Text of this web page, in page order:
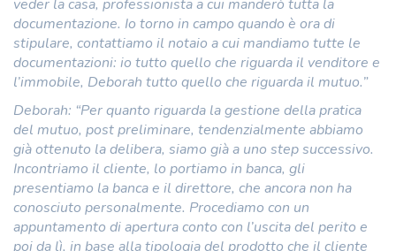
veder la casa, professionista a cui manderò tutta la
documentazione. Io torno in campo quando è ora di
stipulare, contattiamo il notaio a cui mandiamo tutte le
documentazioni: io tutto quello che riguarda il venditore e
l’immobile, Deborah tutto quello che riguarda il mutuo.”
Deborah: “Per quanto riguarda la gestione della pratica
del mutuo, post preliminare, tendenzialmente abbiamo
già ottenuto la delibera, siamo già a uno step successivo.
Incontriamo il cliente, lo portiamo in banca, gli
presentiamo la banca e il direttore, che ancora non ha
conosciuto personalmente. Procediamo con un
appuntamento di apertura conto con l’uscita del perito e
poi da lì, in base alla tipologia del prodotto che il cliente